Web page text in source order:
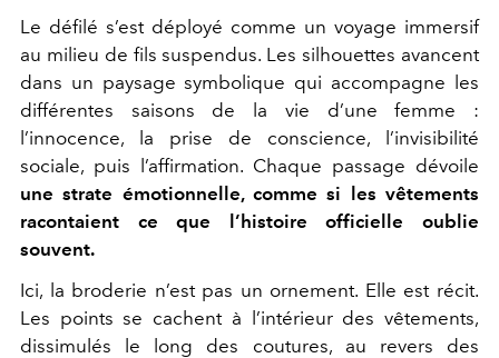
Le défilé s’est déployé comme un voyage immersif
au milieu de fils suspendus. Les silhouettes avancent
dans un paysage symbolique qui accompagne les
différentes saisons de la vie d’une femme :
l’innocence, la prise de conscience, l’invisibilité
sociale, puis l’affirmation. Chaque passage dévoile
une strate émotionnelle, comme si les vêtements
racontaient ce que l’histoire officielle oublie
souvent.
Ici, la broderie n’est pas un ornement. Elle est récit.
Les points se cachent à l’intérieur des vêtements,
dissimulés le long des coutures, au revers des